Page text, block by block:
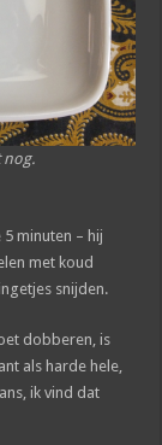
nog.
minuten – hij
met koud
snijden.
dobberen, is
als harde hele,
ik vind dat